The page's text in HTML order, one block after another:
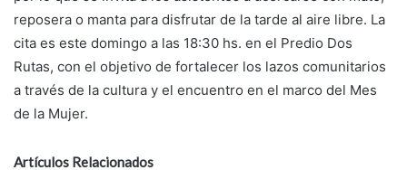
reposera o manta para disfrutar de la tarde al aire libre. La
cita es este domingo a las 18:30 hs. en el Predio Dos
Rutas, con el objetivo de fortalecer los lazos comunitarios
a través de la cultura y el encuentro en el marco del Mes
de la Mujer.
Artículos Relacionados